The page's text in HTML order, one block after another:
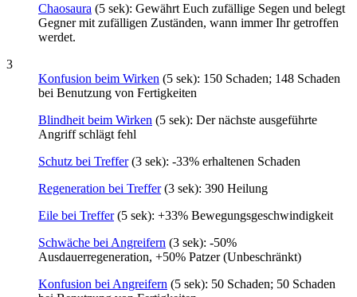
Chaosaura (5 sek): Gewährt Euch zufällige Segen und belegt
Gegner mit zufälligen Zuständen, wann immer Ihr getroffen
werdet.
3
Konfusion beim Wirken (5 sek): 150 Schaden; 148 Schaden
bei Benutzung von Fertigkeiten
Blindheit beim Wirken (5 sek): Der nächste ausgeführte
Angriff schlägt fehl
Schutz bei Treffer(3 sek): -33% erhaltenen Schaden
Regeneration bei Treffer(3 sek): 390 Heilung
Eile bei Treffer(5 sek): +33% Bewegungsgeschwindigkeit
Schwäche bei Angreifern (3 sek): -50%
Ausdauerregeneration, +50% Patzer (Unbeschränkt)
Konfusion bei Angreifern (5 sek): 50 Schaden; 50 Schaden